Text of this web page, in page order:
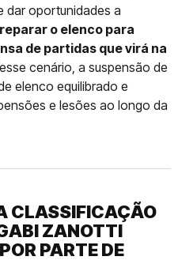
dar oportunidades a
o elenco para
de partidas que virá na
cenário, a suspensão de
elenco equilibrado e
e lesões ao longo da
CLASSIFICAÇÃO
ZANOTTI
PARTE DE